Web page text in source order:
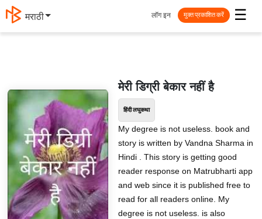
मराठी ☰
लॉग इन मुक्त प्रकाशित करें
मेरी डिग्री बेकार नहीं है
हिंदी लघुकथा
My degree is not useless. book and
story is written by Vandna Sharma in
Hindi . This story is getting good
reader response on Matrubharti app
and web since it is published free to
read for all readers online. My
degree is not useless. is also